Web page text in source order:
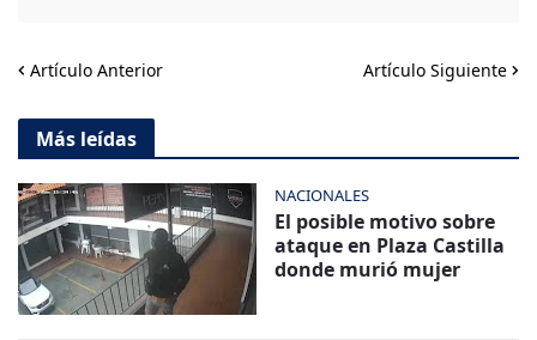
Artículo Anterior Artículo Siguiente
Más leídas
NACIONALES
El posible motivo sobre
ataque en Plaza Castilla
donde murió mujer